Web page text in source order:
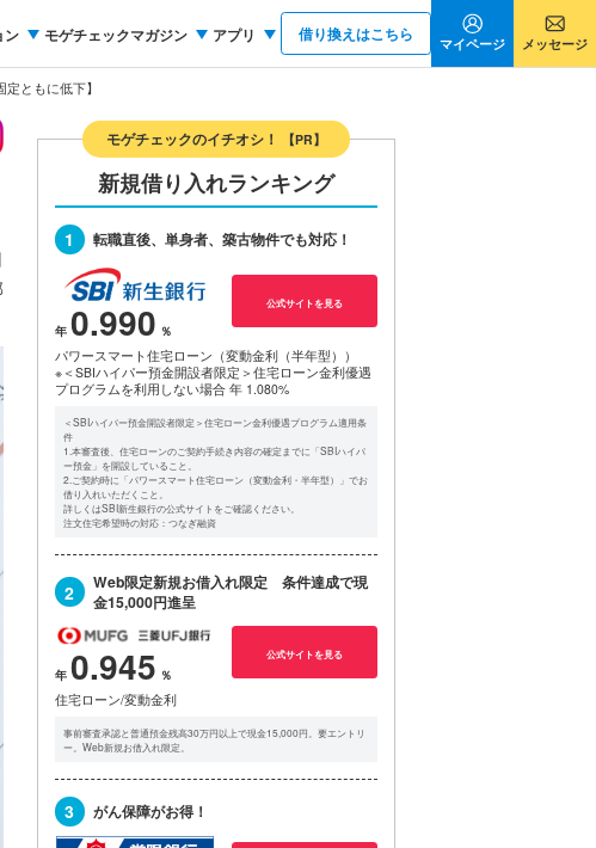
ン モゲチェックマガジン アプリ 借り換えはこちら マイページ メッセージ
ともに低下】
モゲチェックのイチオシ！ 【PR】
新規借り入れランキング
1 転職直後、単身者、築古物件でも対応！
0.990 公式サイトを見る
パワースマート住宅ローン（変動金利（半年型））
※＜SBIハイパー預金開設者限定＞住宅ローン金利優遇
プログラムを利用しない場合 年 1.080%
＜SBIハイパー預金開設者限定＞住宅ローン金利優遇プログラム適用条
件
1.本審査後、住宅ローンのご契約手続き内容の確定までに「SBIハイパ
ー預金」を開設していること。
2.ご契約時に「パワースマート住宅ローン（変動金利・半年型）」でお
借り入れいただくこと。
詳しくはSBI新生銀行の公式サイトをご確認ください。
注文住宅希望時の対応：つなぎ融資
2
Web限定新規お借入れ限定 条件達成で現
金15,000円進呈
0.945 公式サイトを見る
住宅ローン/変動金利
事前審査承認と普通預金残高30万円以上で現金15,000円。要エントリ
ー。Web新規お借入れ限定。
3 がん保障がお得！